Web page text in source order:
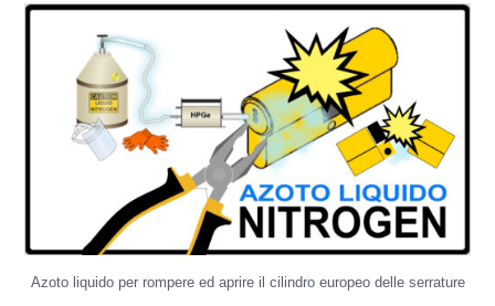
Azoto liquido per rompere ed aprire il cilindro europeo delle serrature